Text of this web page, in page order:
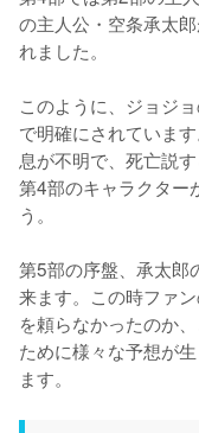
の主人公・空条承太
れました。
このように、ジョジ
で明確にされていま
息が不明で、死亡説
第4部のキャラクター
う。
第5部の序盤、承太郎
来ます。この時ファ
を頼らなかったのか
ために様々な予想が
ます。